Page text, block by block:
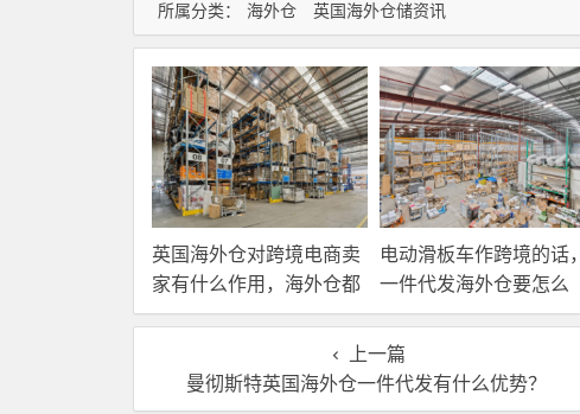
所属分类： 海外仓 英国海外仓储资讯
英国海外仓对跨境电商卖
家有什么作用，海外仓都
有哪些核心服务？
电动滑板车作跨境的话，
一件代发海外仓要怎么
选？
上一篇
曼彻斯特英国海外仓一件代发有什么优势？